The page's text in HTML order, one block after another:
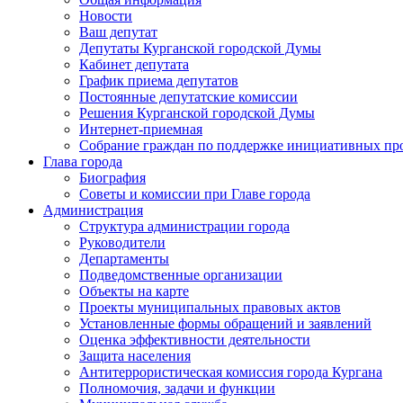
Новости
Ваш депутат
Депутаты Курганской городской Думы
Кабинет депутата
График приема депутатов
Постоянные депутатские комиссии
Решения Курганской городской Думы
Интернет-приемная
Собрание граждан по поддержке инициативных
Глава города
Биография
Советы и комиссии при Главе города
Администрация
Структура администрации города
Руководители
Департаменты
Подведомственные организации
Объекты на карте
Проекты муниципальных правовых актов
Установленные формы обращений и заявлений
Оценка эффективности деятельности
Защита населения
Антитеррористическая комиссия города Кургана
Полномочия, задачи и функции